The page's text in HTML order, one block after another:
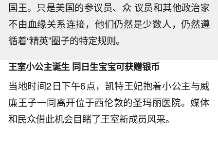
国王。只是美国的参议员、众 议员和其他政治家
不由血缘关系连接，他们仍然是少数人，仍然遵
循着“精英”圈子的特定规则。
王室小公主诞生 同日生宝宝可获赠银币
当地时间2日下午6点，凯特王妃抱着小公主与威
廉王子一同离开位于西伦敦的圣玛丽医院。媒体
和民众借此机会目睹了王室新成员风采。